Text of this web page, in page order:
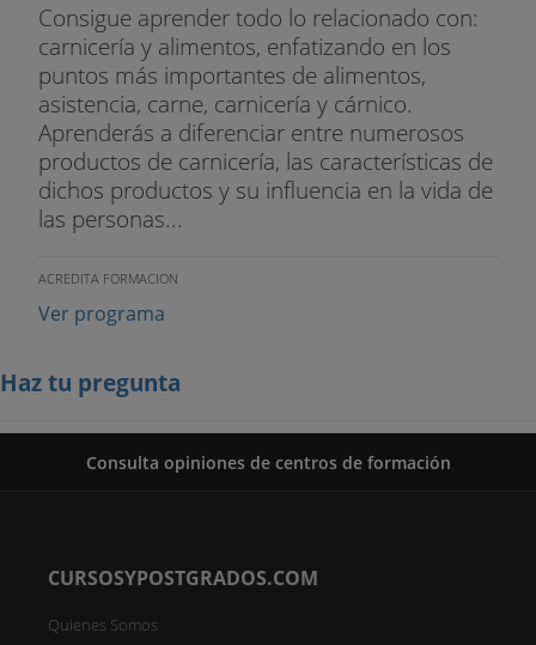
Consigue aprender todo lo relacionado con:
carnicería y alimentos, enfatizando en los
puntos más importantes de alimentos,
asistencia, carne, carnicería y cárnico.
Aprenderás a diferenciar entre numerosos
productos de carnicería, las características de
dichos productos y su influencia en la vida de
las personas...
ACREDITA FORMACION
Ver programa
Haz tu pregunta
Consulta opiniones de centros de formación
CURSOSYPOSTGRADOS.COM
Quienes Somos